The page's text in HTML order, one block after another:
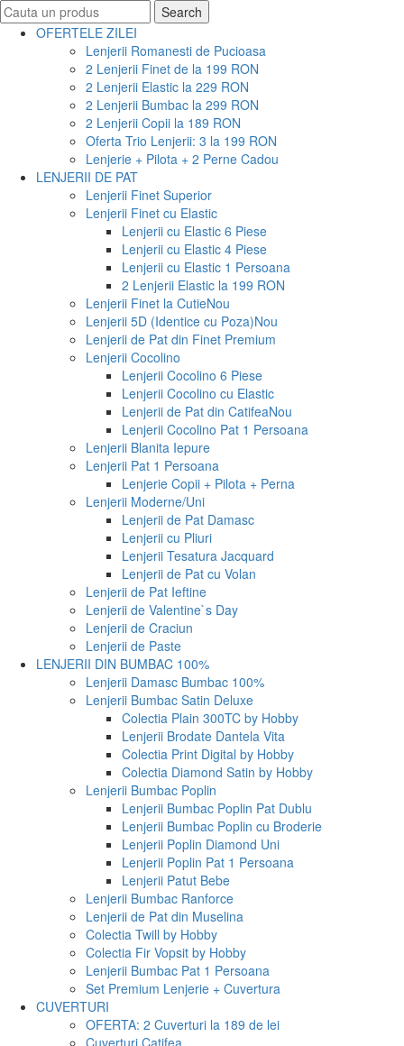
Search
for:
Search
OFERTELE ZILEI
Lenjerii Romanesti de Pucioasa
2 Lenjerii Finet de la 199 RON
2 Lenjerii Elastic la 229 RON
2 Lenjerii Bumbac la 299 RON
2 Lenjerii Copii la 189 RON
Oferta Trio Lenjerii: 3 la 199 RON
Lenjerie + Pilota + 2 Perne Cadou
LENJERII DE PAT
Lenjerii Finet Superior
Lenjerii Finet cu Elastic
Lenjerii cu Elastic 6 Piese
Lenjerii cu Elastic 4 Piese
Lenjerii cu Elastic 1 Persoana
2 Lenjerii Elastic la 199 RON
Lenjerii Finet la CutieNou
Lenjerii 5D (Identice cu Poza)Nou
Lenjerii de Pat din Finet Premium
Lenjerii Cocolino
Lenjerii Cocolino 6 Piese
Lenjerii Cocolino cu Elastic
Lenjerii de Pat din CatifeaNou
Lenjerii Cocolino Pat 1 Persoana
Lenjerii Blanita Iepure
Lenjerii Pat 1 Persoana
Lenjerie Copii + Pilota + Perna
Lenjerii Moderne/Uni
Lenjerii de Pat Damasc
Lenjerii cu Pliuri
Lenjerii Tesatura Jacquard
Lenjerii de Pat cu Volan
Lenjerii de Pat Ieftine
Lenjerii de Valentine`s Day
Lenjerii de Craciun
Lenjerii de Paste
LENJERII DIN BUMBAC 100%
Lenjerii Damasc Bumbac 100%
Lenjerii Bumbac Satin Deluxe
Colectia Plain 300TC by Hobby
Lenjerii Brodate Dantela Vita
Colectia Print Digital by Hobby
Colectia Diamond Satin by Hobby
Lenjerii Bumbac Poplin
Lenjerii Bumbac Poplin Pat Dublu
Lenjerii Bumbac Poplin cu Broderie
Lenjerii Poplin Diamond Uni
Lenjerii Poplin Pat 1 Persoana
Lenjerii Patut Bebe
Lenjerii Bumbac Ranforce
Lenjerii de Pat din Muselina
Colectia Twill by Hobby
Colectia Fir Vopsit by Hobby
Lenjerii Bumbac Pat 1 Persoana
Set Premium Lenjerie + Cuvertura
CUVERTURI
OFERTA: 2 Cuverturi la 189 de lei
Cuverturi Catifea